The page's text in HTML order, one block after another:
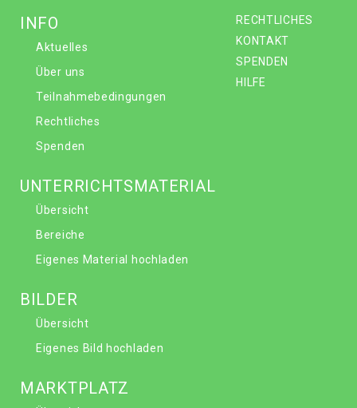
RECHTLICHES
KONTAKT
SPENDEN
HILFE
INFO
Aktuelles
Über uns
Teilnahmebedingungen
Rechtliches
Spenden
UNTERRICHTSMATERIAL
Übersicht
Bereiche
Eigenes Material hochladen
BILDER
Übersicht
Eigenes Bild hochladen
MARKTPLATZ